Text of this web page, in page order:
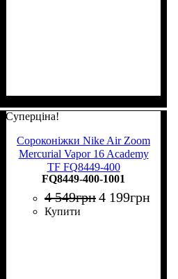
Суперціна!
Сороконіжки Nike Air Zoom
Mercurial Vapor 16 Academy
TF FQ8449-400
FQ8449-400-1001
4 549грн4 199грн
Купити